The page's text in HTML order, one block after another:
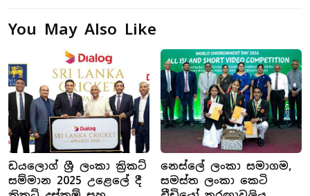
You May Also Like
ඩයලොග් ශ්‍රී ලංකා ක්‍රිකට්
සම්මාන 2025 උළෙලේ දී
නෙස්ලේ ලංකා සමාගම,
සමස්ත ලංකා කෙටි